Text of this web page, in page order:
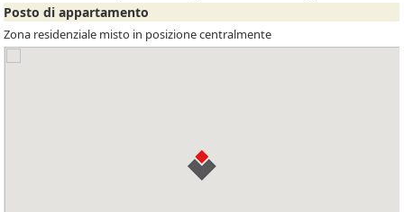
Posto di appartamento
Zona residenziale misto in posizione centralmente